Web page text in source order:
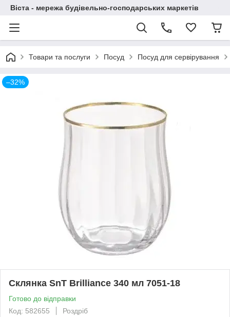
Віста - мережа будівельно-господарських маркетів
Товари та послуги Посуд Посуд для сервірування
–32%
Склянка SnT Brilliance 340 мл 7051-18
Готово до відправки
Код: 582655
Роздріб